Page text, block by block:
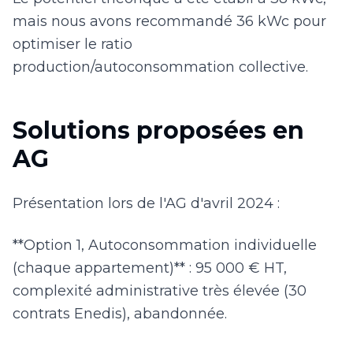
mais nous avons recommandé 36 kWc pour
optimiser le ratio
production/autoconsommation collective.
Solutions proposées en
AG
Présentation lors de l'AG d'avril 2024 :
**Option 1, Autoconsommation individuelle
(chaque appartement)** : 95 000 € HT,
complexité administrative très élevée (30
contrats Enedis), abandonnée.